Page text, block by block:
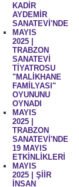
KADİR
AYDEMİR
SANATEVİ'NDE
MAYIS
2025 |
TRABZON
SANATEVİ
TİYATROSU
"MALİKHANE
FAMİLYASI"
OYUNUNU
OYNADI
MAYIS
2025 |
TRABZON
SANATEVİ'NDE
19 MAYIS
ETKİNLİKLERİ
MAYIS
2025 | ŞİİR
İNSAN